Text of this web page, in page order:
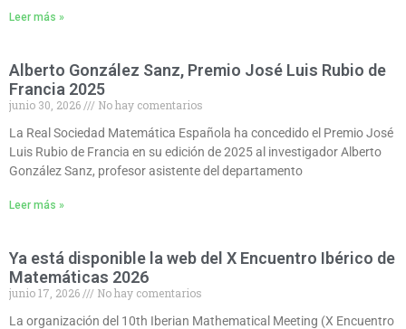
Leer más »
Alberto González Sanz, Premio José Luis Rubio de
Francia 2025
junio 30, 2026
No hay comentarios
La Real Sociedad Matemática Española ha concedido el Premio José
Luis Rubio de Francia en su edición de 2025 al investigador Alberto
González Sanz, profesor asistente del departamento
Leer más »
Ya está disponible la web del X Encuentro Ibérico de
Matemáticas 2026
junio 17, 2026
No hay comentarios
La organización del 10th Iberian Mathematical Meeting (X Encuentro